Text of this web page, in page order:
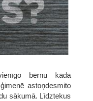
bērnu kādā
astoņdesmito
sākumā. Līdztekus